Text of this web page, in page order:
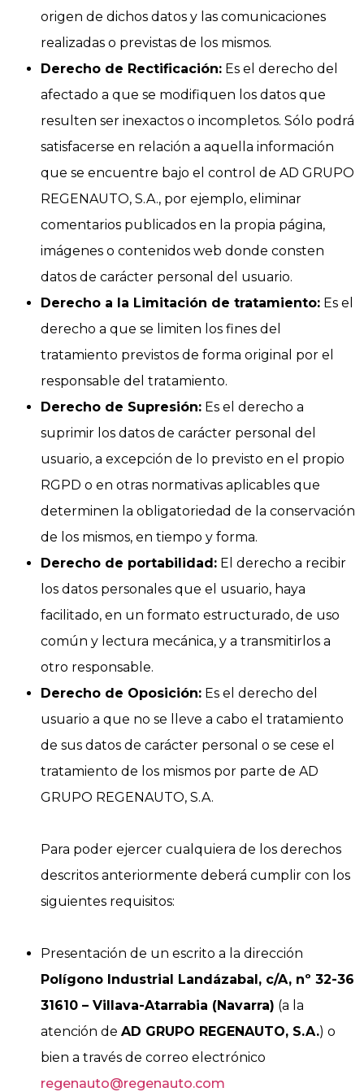
origen de dichos datos y las comunicaciones
realizadas o previstas de los mismos.
Derecho de Rectificación: Es el derecho del
afectado a que se modifiquen los datos que
resulten ser inexactos o incompletos. Sólo podrá
satisfacerse en relación a aquella información
que se encuentre bajo el control de AD GRUPO
REGENAUTO, S.A., por ejemplo, eliminar
comentarios publicados en la propia página,
imágenes o contenidos web donde consten
datos de carácter personal del usuario.
Derecho a la Limitación de tratamiento: Es el
derecho a que se limiten los fines del
tratamiento previstos de forma original por el
responsable del tratamiento.
Derecho de Supresión: Es el derecho a
suprimir los datos de carácter personal del
usuario, a excepción de lo previsto en el propio
RGPD o en otras normativas aplicables que
determinen la obligatoriedad de la conservación
de los mismos, en tiempo y forma.
Derecho de portabilidad: El derecho a recibir
los datos personales que el usuario, haya
facilitado, en un formato estructurado, de uso
común y lectura mecánica, y a transmitirlos a
otro responsable.
Derecho de Oposición: Es el derecho del
usuario a que no se lleve a cabo el tratamiento
de sus datos de carácter personal o se cese el
tratamiento de los mismos por parte de AD
GRUPO REGENAUTO, S.A.
Para poder ejercer cualquiera de los derechos
descritos anteriormente deberá cumplir con los
siguientes requisitos:
Presentación de un escrito a la dirección
Polígono Industrial Landázabal, c/A, nº 32-36
31610 – Villava-Atarrabia (Navarra) (a la
atención de AD GRUPO REGENAUTO, S.A.) o
bien a través de correo electrónico
regenauto@regenauto.com